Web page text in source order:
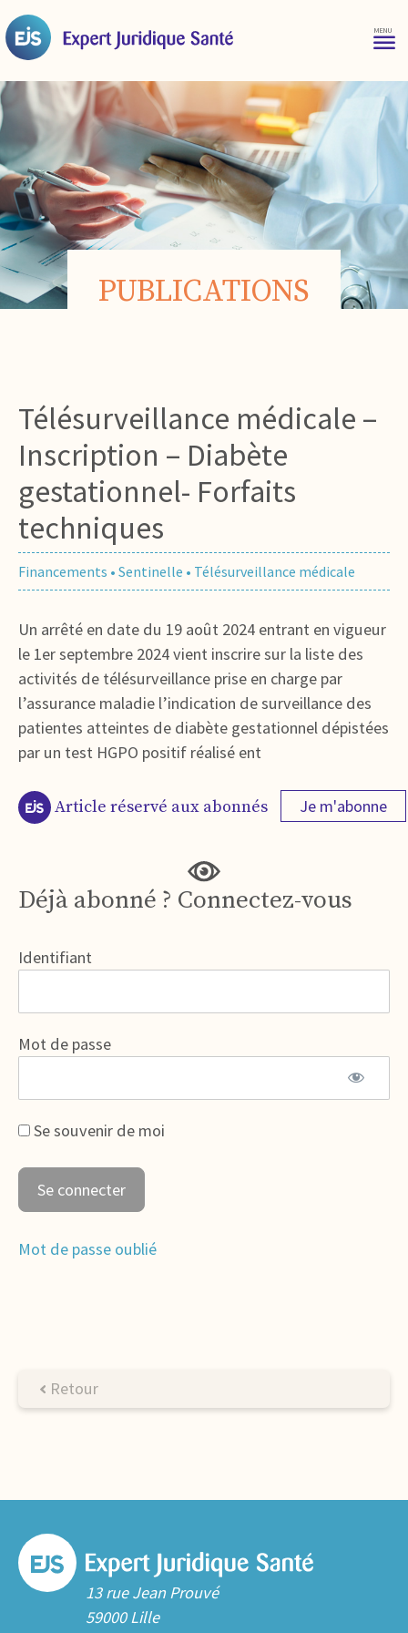
PUBLICATIONS
Télésurveillance médicale –
Inscription – Diabète
gestationnel- Forfaits
techniques
Financements • Sentinelle • Télésurveillance médicale
Un arrêté en date du 19 août 2024 entrant en vigueur
le 1er septembre 2024 vient inscrire sur la liste des
activités de télésurveillance prise en charge par
l’assurance maladie l’indication de surveillance des
patientes atteintes de diabète gestationnel dépistées
par un test HGPO positif réalisé ent
Article réservé aux abonnés Je m'abonne
Déjà abonné ? Connectez-vous
Identifiant
Mot de passe
Se souvenir de moi
Mot de passe oublié
Retour
13 rue Jean Prouvé
59000 Lille